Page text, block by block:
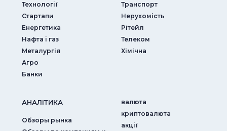
Технології
Стартапи
Енергетика
Нафта і газ
Металургія
Агро
Банки
Транспорт
Нерухомість
Рітейл
Телеком
Хімічна
АНАЛIТИКА
Обзоры рынка
валюта
криптовалюта
акції